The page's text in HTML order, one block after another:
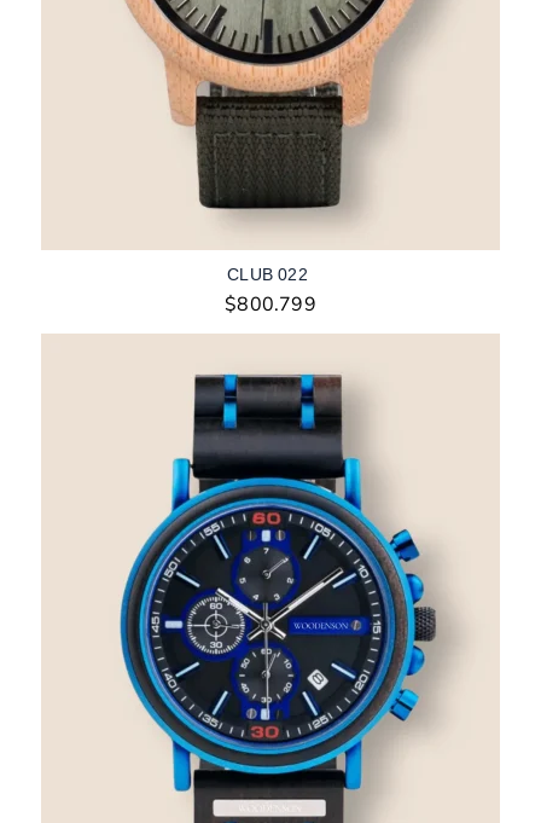
CLUB 022
$800.799